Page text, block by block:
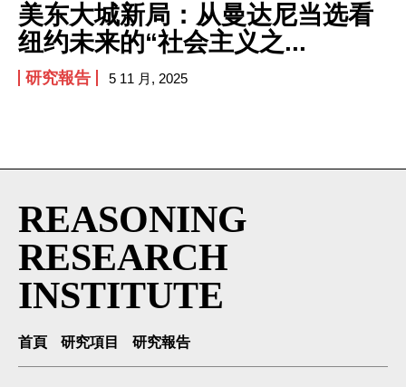
美东大城新局：从曼达尼当选看
纽约未来的“社会主义之...
研究報告 5 11 月, 2025
REASONING
RESEARCH
INSTITUTE
首頁 研究項目 研究報告